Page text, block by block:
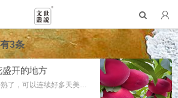
3条
开的地方
夏末秋初，最盼的是桃子熟了，可以连续好多天美美地饱餐桃子。 清晨，集市上一字儿摆开的柳条筐竹篮儿里面全是带着桃叶的新鲜桃子：水蜜桃、蟠桃、一线红、青皮脆……这时要挑那淡绿泛黄、尖着曙红嘴儿，手感微微发软的大桃子，这种上...